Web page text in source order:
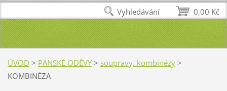
ÚVOD > PÁNSKÉ ODĚVY > soupravy, kombinézy >
KOMBINÉZA
0,00 Kč
Vyhledávání